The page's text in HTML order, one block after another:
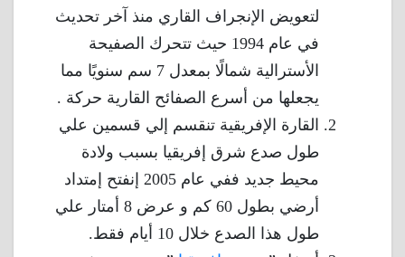
لتعويض الإنجراف القاري منذ آخر تحديث
في عام 1994 حيث تتحرك الصفيحة
الأسترالية شمالًا بمعدل 7 سم سنويًا مما
يجعلها من أسرع الصفائح القارية حركة .
القارة الإفريقية تنقسم إلي قسمين علي
طول صدع شرق إفريقيا بسبب ولادة
محيط جديد ففي عام 2005 إنفتح إمتداد
أرضي بطول 60 كم و عرض 8 أمتار علي
طول هذا الصدع خلال 10 أيام فقط.